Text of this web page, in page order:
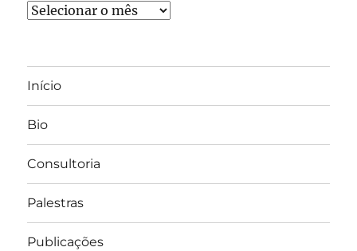
Arquivos
Início
Bio
Consultoria
Palestras
Publicações